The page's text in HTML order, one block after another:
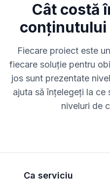
Cât costă
conținutului
Fiecare proiect este
fiecare soluție pentru
jos sunt prezentate
ajuta să înțelegeți la
niveluri de
Ca serviciu